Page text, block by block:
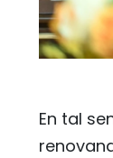
En tal